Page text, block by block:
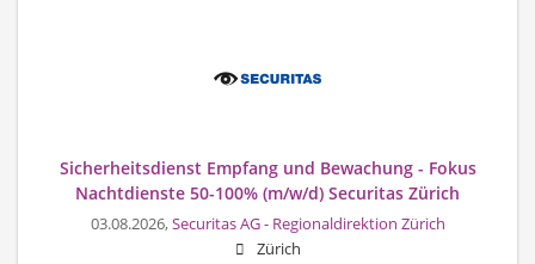
Sicherheitsdienst Empfang und Bewachung - Fokus
Nachtdienste 50-100% (m/w/d) Securitas Zürich
03.08.2026,Securitas AG - Regionaldirektion Zürich
Zürich